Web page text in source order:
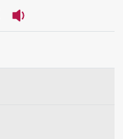
播放音讀Tām-